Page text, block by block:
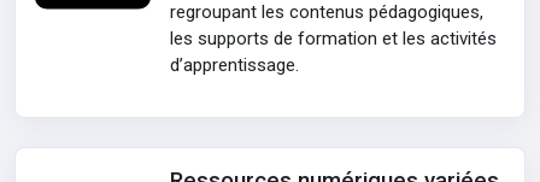
regroupant les contenus pédagogiques,
les supports de formation et les activités
d’apprentissage.